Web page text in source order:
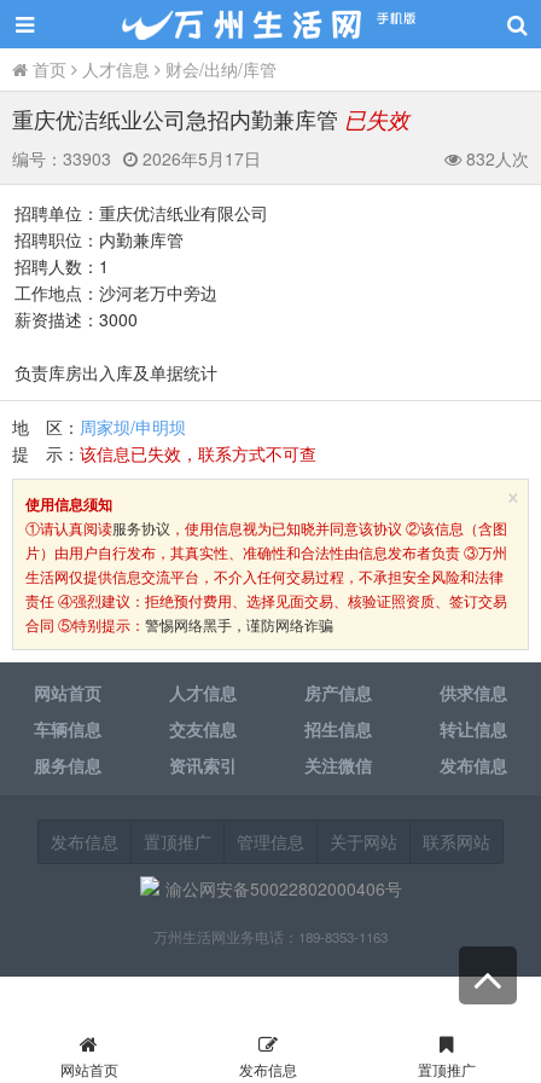
首页 人才信息 财会/出纳/库管
重庆优洁纸业公司急招内勤兼库管 已失效
编号： 33903 2026年5月17日 832人次
招聘单位：重庆优洁纸业有限公司
招聘职位：内勤兼库管
招聘人数：1
工作地点：沙河老万中旁边
薪资描述：3000
负责库房出入库及单据统计
地 区： 周家坝/申明坝
提 示： 该信息已失效，联系方式不可查
×
使用信息须知
①请认真阅读服务协议 ，使用信息视为已知晓并同意该协议 ②该信息（含图
片）由用户自行发布，其真实性、准确性和合法性由信息发布者负责 ③万州
生活网仅提供信息交流平台，不介入任何交易过程，不承担安全风险和法律
责任 ④强烈建议：拒绝预付费用、选择见面交易、核验证照资质、签订交易
合同 ⑤特别提示： 警惕网络黑手，谨防网络诈骗
网站首页 人才信息 房产信息
供求信息
车辆信息
交友信息 招生信息
转让信息
服务信息
资讯索引 关注微信 发布信息
发布信息 置顶推广 管理信息 关于网站
联系网站
渝公网安备50022802000406号
万州生活网业务电话：189-8353-1163
网站首页 发布信息 置顶推广